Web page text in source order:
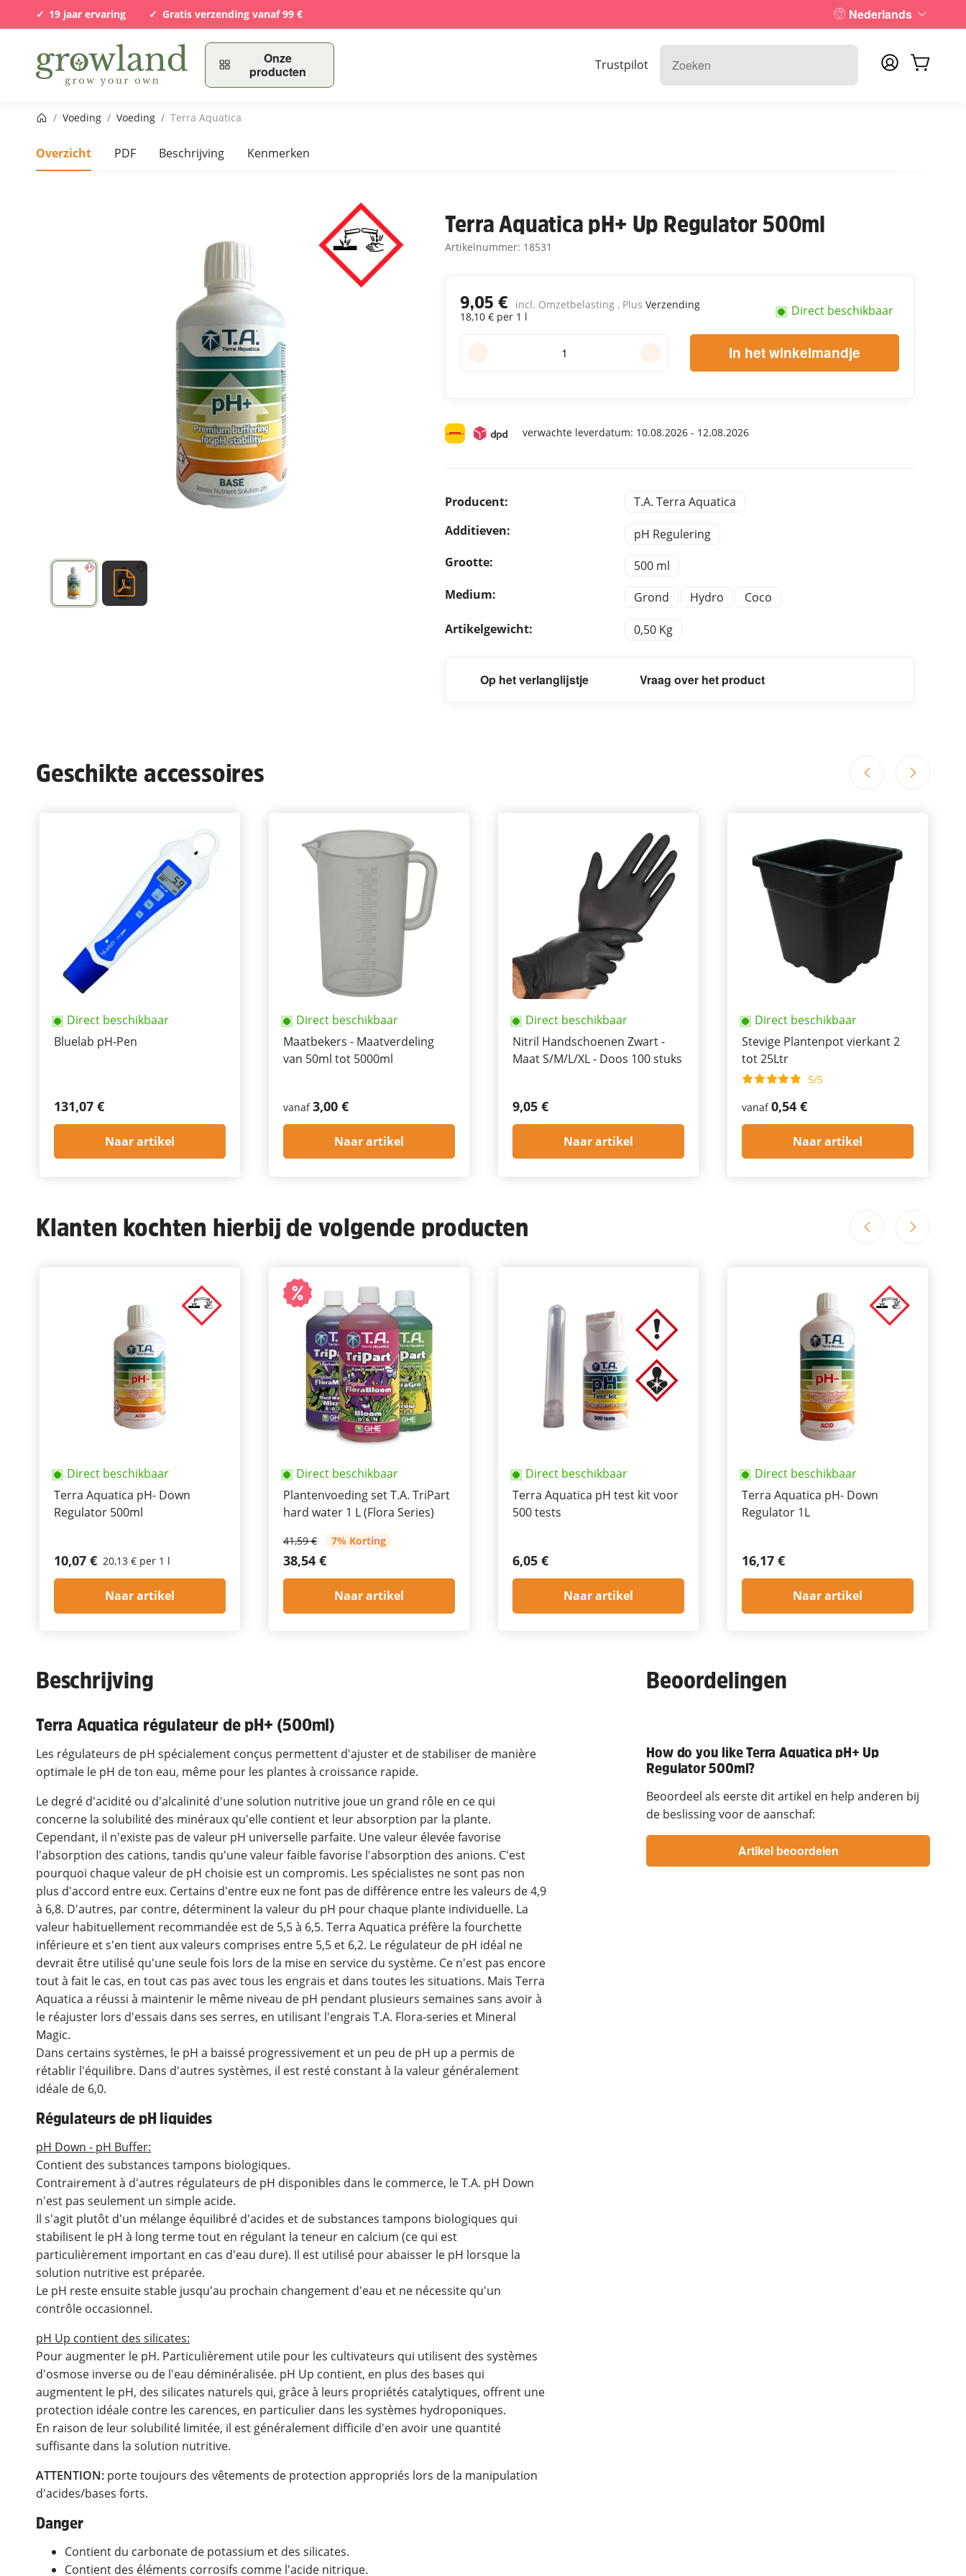
19 jaar ervaring Gratis verzending vanaf 99 € Nederlands
Onze
producten
Trustpilot
Startpagina
/ Voeding / Voeding / Terra Aquatica
Overzicht PDF Beschrijving Kenmerken
Terra Aquatica pH+ Up Regulator 500ml
Artikelnummer: 18531
9,05 € incl. Omzetbelasting , PlusVerzending
18,10 € per 1 l
Direct beschikbaar
In het winkelmandje
verwachte leverdatum: 10.08.2026 - 12.08.2026
Producent:
T.A. Terra Aquatica
Additieven:
pH Regulering
Grootte:
500 ml
Medium:
Grond Hydro
Coco
Artikelgewicht:
0,50 Kg
Op het verlanglijstje Vraag over het product
Geschikte accessoires
Direct beschikbaar
Bluelab pH-Pen
131,07 €
Naar artikel
Direct beschikbaar
Maatbekers - Maatverdeling
van 50ml tot 5000ml
vanaf 3,00 €
Naar artikel
Direct beschikbaar
Nitril Handschoenen Zwart -
Maat S/M/L/XL - Doos 100 stuks
9,05 €
Naar artikel
Direct beschikbaar
Stevige Plantenpot vierkant 2
tot 25Ltr
5/5
vanaf 0,54 €
Naar artikel
Klanten kochten hierbij de volgende producten
Direct beschikbaar
Terra Aquatica pH- Down
Regulator 500ml
10,07 € 20,13 € per 1 l
Naar artikel
Direct beschikbaar
Plantenvoeding set T.A. TriPart
hard water 1 L (Flora Series)
41,59 € 7% Korting
38,54 €
Naar artikel
Direct beschikbaar
Terra Aquatica pH test kit voor
500 tests
6,05 €
Naar artikel
Direct beschikbaar
Terra Aquatica pH- Down
Regulator 1L
16,17 €
Naar artikel
Beschrijving
Terra Aquatica régulateur de pH+ (500ml)
Les régulateurs de pH spécialement conçus permettent d'ajuster et de stabiliser de manière
optimale le pH de ton eau, même pour les plantes à croissance rapide.
Le degré d'acidité ou d'alcalinité d'une solution nutritive joue un grand rôle en ce qui
concerne la solubilité des minéraux qu'elle contient et leur absorption par la plante.
Cependant, il n'existe pas de valeur pH universelle parfaite. Une valeur élevée favorise
l'absorption des cations, tandis qu'une valeur faible favorise l'absorption des anions. C'est
pourquoi chaque valeur de pH choisie est un compromis. Les spécialistes ne sont pas non
plus d'accord entre eux. Certains d'entre eux ne font pas de différence entre les valeurs de 4,9
à 6,8. D'autres, par contre, déterminent la valeur du pH pour chaque plante individuelle. La
valeur habituellement recommandée est de 5,5 à 6,5. Terra Aquatica préfère la fourchette
inférieure et s'en tient aux valeurs comprises entre 5,5 et 6,2. Le régulateur de pH idéal ne
devrait être utilisé qu'une seule fois lors de la mise en service du système. Ce n'est pas encore
tout à fait le cas, en tout cas pas avec tous les engrais et dans toutes les situations. Mais Terra
Aquatica a réussi à maintenir le même niveau de pH pendant plusieurs semaines sans avoir à
le réajuster lors d'essais dans ses serres, en utilisant l'engrais T.A. Flora-series et Mineral
Magic.
Dans certains systèmes, le pH a baissé progressivement et un peu de pH up a permis de
rétablir l'équilibre. Dans d'autres systèmes, il est resté constant à la valeur généralement
idéale de 6,0.
Régulateurs de pH liquides
pH Down - pH Buffer:
Contient des substances tampons biologiques.
Contrairement à d'autres régulateurs de pH disponibles dans le commerce, le T.A. pH Down
n'est pas seulement un simple acide.
Il s'agit plutôt d'un mélange équilibré d'acides et de substances tampons biologiques qui
stabilisent le pH à long terme tout en régulant la teneur en calcium (ce qui est
particulièrement important en cas d'eau dure). Il est utilisé pour abaisser le pH lorsque la
solution nutritive est préparée.
Le pH reste ensuite stable jusqu'au prochain changement d'eau et ne nécessite qu'un
contrôle occasionnel.
pH Up contient des silicates:
Pour augmenter le pH. Particulièrement utile pour les cultivateurs qui utilisent des systèmes
d'osmose inverse ou de l'eau déminéralisée. pH Up contient, en plus des bases qui
augmentent le pH, des silicates naturels qui, grâce à leurs propriétés catalytiques, offrent une
protection idéale contre les carences, en particulier dans les systèmes hydroponiques.
En raison de leur solubilité limitée, il est généralement difficile d'en avoir une quantité
suffisante dans la solution nutritive.
ATTENTION: porte toujours des vêtements de protection appropriés lors de la manipulation
d'acides/bases forts.
Danger
Contient du carbonate de potassium et des silicates.
Contient des éléments corrosifs comme l'acide nitrique.
Beoordelingen
How do you like Terra Aquatica pH+ Up
Regulator 500ml?
Beoordeel als eerste dit artikel en help anderen bij
de beslissing voor de aanschaf: